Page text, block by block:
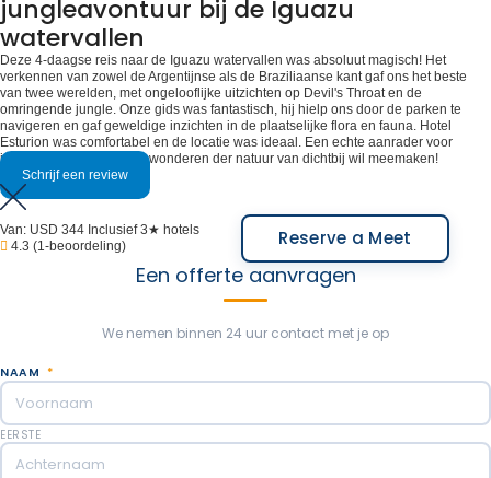
jungleavontuur bij de Iguazu
watervallen
Deze 4-daagse reis naar de Iguazu watervallen was absoluut magisch! Het
verkennen van zowel de Argentijnse als de Braziliaanse kant gaf ons het beste
van twee werelden, met ongelooflijke uitzichten op Devil's Throat en de
omringende jungle. Onze gids was fantastisch, hij hielp ons door de parken te
navigeren en gaf geweldige inzichten in de plaatselijke flora en fauna. Hotel
Esturion was comfortabel en de locatie was ideaal. Een echte aanrader voor
iedereen die een van de wonderen der natuur van dichtbij wil meemaken!
Schrijf een review
Van: USD 344 Inclusief 3★ hotels
4.3 (1-beoordeling) Reserve a Meet
Een offerte aanvragen
We nemen binnen 24 uur contact met je op
NAAM *
EERSTE